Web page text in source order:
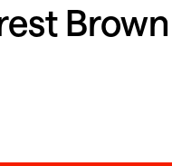
Brown